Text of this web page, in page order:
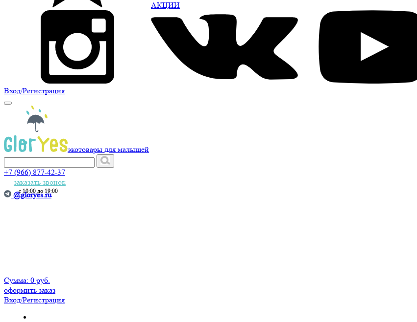
АКЦИИ
Вход/Регистрация
экотовары для малышей
+7 (966) 877-42-37
заказать звонок
с 10:00 до 19:00
@gloryes.ru
Сумма: 0 руб.
оформить заказ
Вход/Регистрация